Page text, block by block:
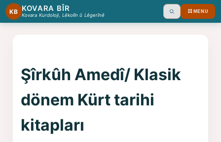
KB KOVARA BÎR
Kovara Kurdoloji, Lêkolîn û Lêgerînê Ara MENU
Şîrkûh Amedî/ Klasik
dönem Kürt tarihi
kitapları